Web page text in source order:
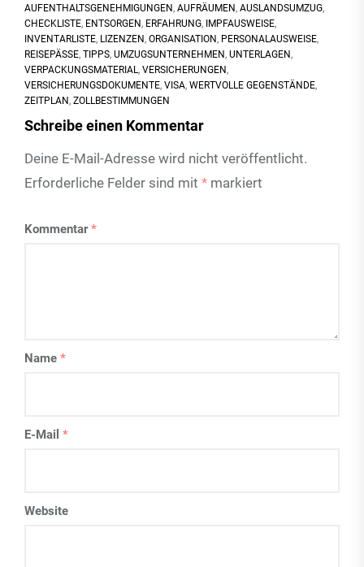
AUFENTHALTSGENEHMIGUNGEN, AUFRÄUMEN, AUSLANDSUMZUG,
CHECKLISTE, ENTSORGEN, ERFAHRUNG, IMPFAUSWEISE,
INVENTARLISTE, LIZENZEN, ORGANISATION, PERSONALAUSWEISE,
REISEPÄSSE, TIPPS, UMZUGSUNTERNEHMEN, UNTERLAGEN,
VERPACKUNGSMATERIAL, VERSICHERUNGEN,
VERSICHERUNGSDOKUMENTE, VISA, WERTVOLLE GEGENSTÄNDE,
ZEITPLAN, ZOLLBESTIMMUNGEN
Schreibe einen Kommentar
Deine E-Mail-Adresse wird nicht veröffentlicht.
Erforderliche Felder sind mit * markiert
Kommentar*
Name *
E-Mail *
Website